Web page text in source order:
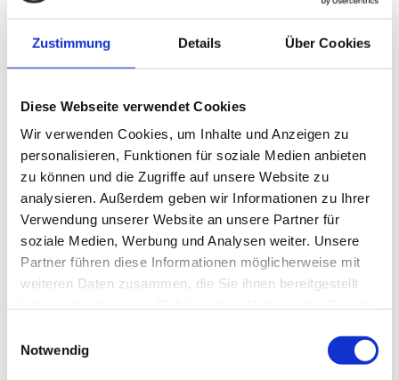
Zustimmung Details Über Cookies
Diese Webseite verwendet Cookies
Wir verwenden Cookies, um Inhalte und Anzeigen zu
personalisieren, Funktionen für soziale Medien anbieten
zu können und die Zugriffe auf unsere Website zu
analysieren. Außerdem geben wir Informationen zu Ihrer
Verwendung unserer Website an unsere Partner für
soziale Medien, Werbung und Analysen weiter. Unsere
Partner führen diese Informationen möglicherweise mit
weiteren Daten zusammen, die Sie ihnen bereitgestellt
Notwendig
Vereinsregister
Registernummer: VR 524
Vertretungsberechtigter Vorstand
Jochen Bentz
Inhaltlich Verantwortlicher
Jochen Bentz